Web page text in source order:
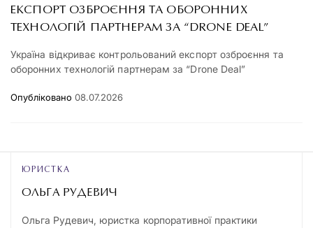
ЕКСПОРТ ОЗБРОЄННЯ ТА ОБОРОННИХ
ТЕХНОЛОГІЙ ПАРТНЕРАМ ЗА “DRONE DEAL”
Україна відкриває контрольований експорт озброєння та
оборонних технологій партнерам за “Drone Deal”
Опубліковано 08.07.2026
ЮРИСТКА
ОЛЬГА РУДЕВИЧ
Ольга Рудевич, юристка корпоративної практики